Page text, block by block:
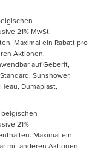
21% MwSt.
Maximal ein Rabatt pro
Aktionen,
auf Geberit,
Sunshower,
Dumaplast,
belgischen
21%
Maximal ein
mit anderen Aktionen,